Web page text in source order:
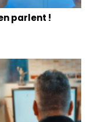
parlent !